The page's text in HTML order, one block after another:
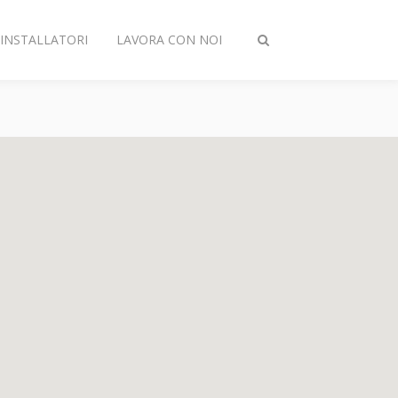
Attiva/disattiva
INSTALLATORI LAVORA CON NOI